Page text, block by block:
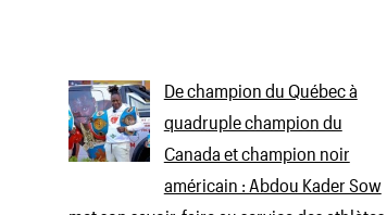
De champion du Québec à
quadruple champion du
Canada et champion noir
américain : Abdou Kader Sow